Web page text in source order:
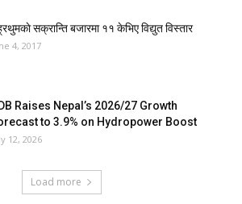
सक्रान्ति बजारमा ११ केभिए विद्युत विस्तार
4, 2017
Raises Nepal’s 2026/27 Growth
to 3.9% on Hydropower Boost
12, 2026
Load more